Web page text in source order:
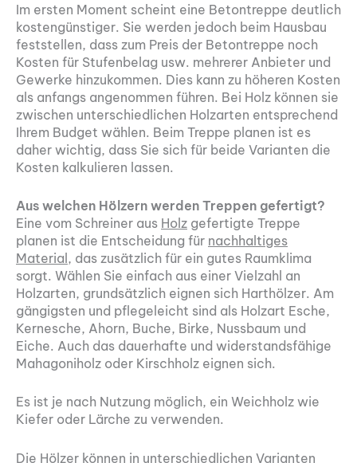
Im ersten Moment scheint eine Betontreppe deutlich
kostengünstiger. Sie werden jedoch beim Hausbau
feststellen, dass zum Preis der Betontreppe noch
Kosten für Stufenbelag usw. mehrerer Anbieter und
Gewerke hinzukommen. Dies kann zu höheren Kosten
als anfangs angenommen führen. Bei Holz können sie
zwischen unterschiedlichen Holzarten entsprechend
Ihrem Budget wählen. Beim Treppe planen ist es
daher wichtig, dass Sie sich für beide Varianten die
Kosten kalkulieren lassen.
Aus welchen Hölzern werden Treppen gefertigt?
Eine vom Schreiner aus Holz gefertigte Treppe
planen ist die Entscheidung für nachhaltiges
Material , das zusätzlich für ein gutes Raumklima
sorgt. Wählen Sie einfach aus einer Vielzahl an
Holzarten, grundsätzlich eignen sich Harthölzer. Am
gängigsten und pflegeleicht sind als Holzart Esche,
Kernesche, Ahorn, Buche, Birke, Nussbaum und
Eiche. Auch das dauerhafte und widerstandsfähige
Mahagoniholz oder Kirschholz eignen sich.
Es ist je nach Nutzung möglich, ein Weichholz wie
Kiefer oder Lärche zu verwenden.
Die Hölzer können in unterschiedlichen Varianten